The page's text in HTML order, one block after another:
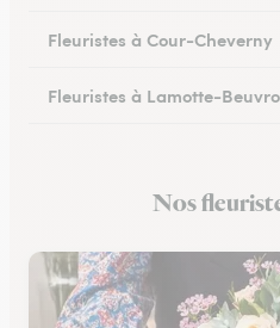
Fleuristes à Cour-Cheverny
Fleuristes à Lamotte-
Fleuristes à Romorantin-
Nos